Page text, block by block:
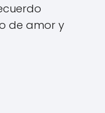
de amor y